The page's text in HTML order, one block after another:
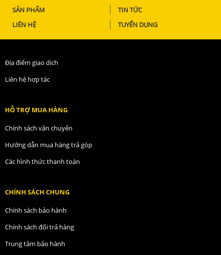
SẢN PHẨM
TIN TỨC
LIÊN HỆ
TUYỂN DỤNG
Địa điểm giao dịch
Liên hệ hợp tác
HỖ TRỢ MUA HÀNG
Chính sách vận chuyển
Hướng dẫn mua hàng trả góp
Các hình thức thanh toán
CHÍNH SÁCH CHUNG
Chính sách bảo hành
Chính sách đổi trả hàng
Trung tâm bảo hành